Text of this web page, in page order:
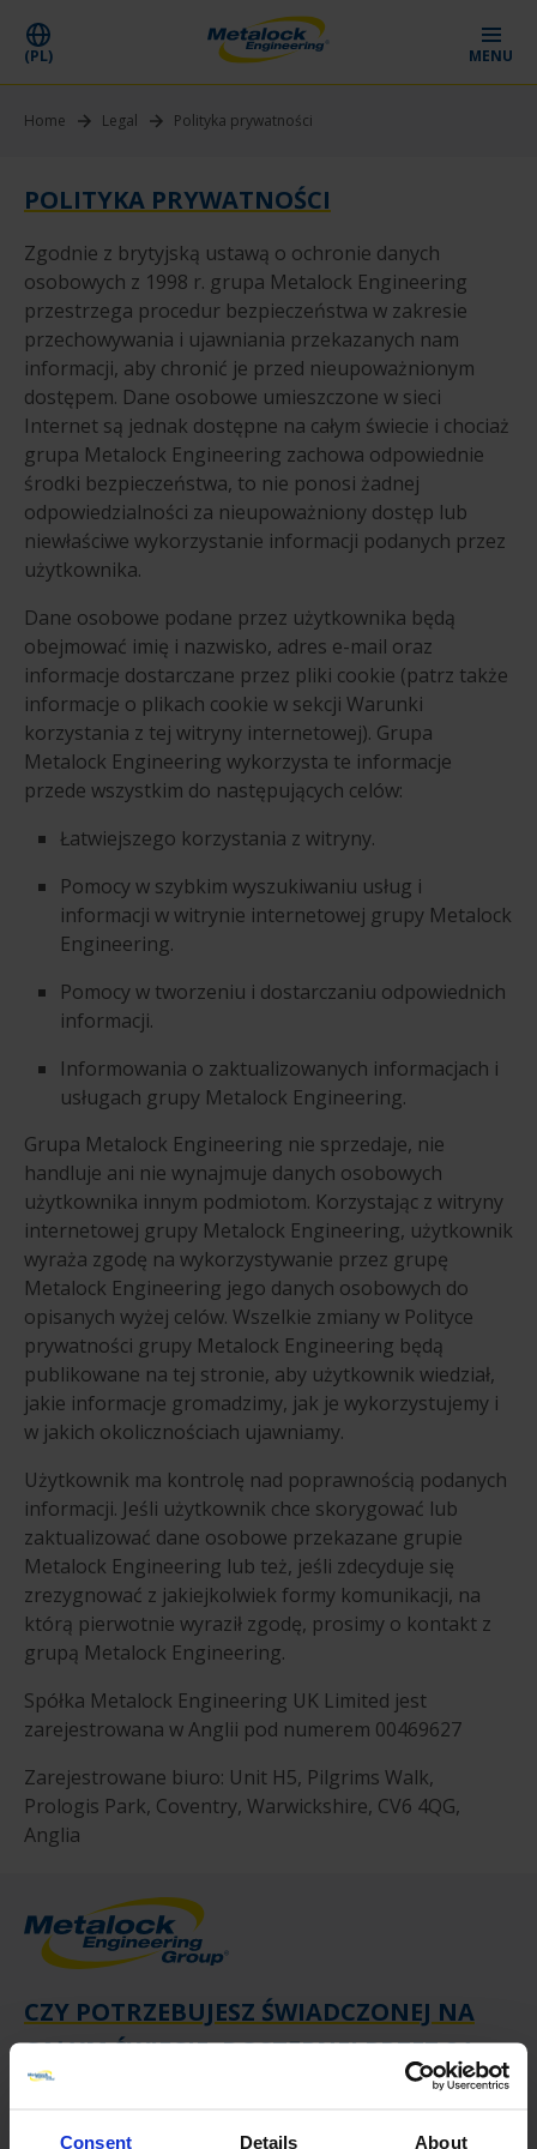
Consent Details About
(PL) MENU
Home Legal Polityka prywatności
POLITYKA PRYWATNOŚCI
Zgodnie z brytyjską ustawą o ochronie danych
osobowych z 1998 r. grupa Metalock Engineering
przestrzega procedur bezpieczeństwa w zakresie
przechowywania i ujawniania przekazanych nam
informacji, aby chronić je przed nieupoważnionym
dostępem. Dane osobowe umieszczone w sieci
Internet są jednak dostępne na całym świecie i chociaż
grupa Metalock Engineering zachowa odpowiednie
środki bezpieczeństwa, to nie ponosi żadnej
odpowiedzialności za nieupoważniony dostęp lub
niewłaściwe wykorzystanie informacji podanych przez
użytkownika.
Dane osobowe podane przez użytkownika będą
obejmować imię i nazwisko, adres e-mail oraz
informacje dostarczane przez pliki cookie (patrz także
informacje o plikach cookie w sekcji Warunki
korzystania z tej witryny internetowej). Grupa
Metalock Engineering wykorzysta te informacje
przede wszystkim do następujących celów:
Łatwiejszego korzystania z witryny.
Pomocy w szybkim wyszukiwaniu usług i
informacji w witrynie internetowej grupy Metalock
Engineering.
Pomocy w tworzeniu i dostarczaniu odpowiednich
informacji.
Informowania o zaktualizowanych informacjach i
usługach grupy Metalock Engineering.
Grupa Metalock Engineering nie sprzedaje, nie
handluje ani nie wynajmuje danych osobowych
użytkownika innym podmiotom. Korzystając z witryny
internetowej grupy Metalock Engineering, użytkownik
wyraża zgodę na wykorzystywanie przez grupę
Metalock Engineering jego danych osobowych do
opisanych wyżej celów. Wszelkie zmiany w Polityce
prywatności grupy Metalock Engineering będą
publikowane na tej stronie, aby użytkownik wiedział,
jakie informacje gromadzimy, jak je wykorzystujemy i
w jakich okolicznościach ujawniamy.
Użytkownik ma kontrolę nad poprawnością podanych
informacji. Jeśli użytkownik chce skorygować lub
zaktualizować dane osobowe przekazane grupie
Metalock Engineering lub też, jeśli zdecyduje się
zrezygnować z jakiejkolwiek formy komunikacji, na
którą pierwotnie wyraził zgodę, prosimy o kontakt z
grupą Metalock Engineering.
Spółka Metalock Engineering UK Limited jest
zarejestrowana w Anglii pod numerem 00469627
Zarejestrowane biuro: Unit H5, Pilgrims Walk,
Prologis Park, Coventry, Warwickshire, CV6 4QG,
Anglia
CZY POTRZEBUJESZ ŚWIADCZONEJ NA
CAŁYM ŚWIECIE, DOSTĘPNEJ PRZEZ 24
GODZINY NA DOBĘ I 7 DNI W TYGODNIU